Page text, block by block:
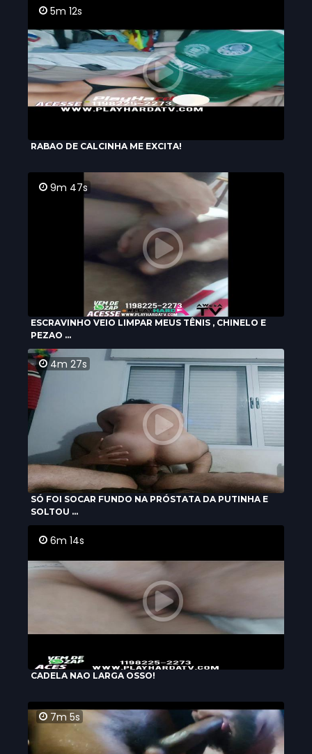
5m 12s
RABAO DE CALCINHA ME EXCITA!
9m 47s
ESCRAVINHO VEIO LIMPAR MEUS TÊNIS , CHINELO E
PEZAO ...
4m 27s
SÓ FOI SOCAR FUNDO NA PRÓSTATA DA PUTINHA E
SOLTOU ...
6m 14s
CADELA NAO LARGA OSSO!
7m 5s